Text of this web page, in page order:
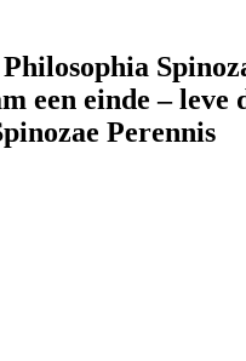
een einde – leve
Perennis